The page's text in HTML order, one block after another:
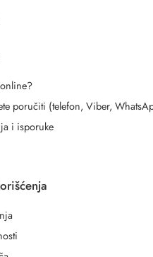
poručiti (telefon, Viber,
i isporuke